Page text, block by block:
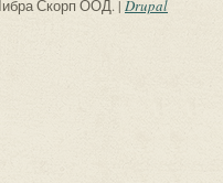
Скорп ООД. | Drupal